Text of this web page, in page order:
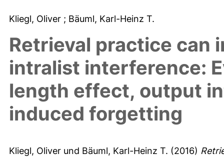
Kliegl, Oliver ; Bäuml, Karl-Heinz T.
Retrieval practice can
intralist interference:
length effect, output
induced forgetting
Kliegl, Oliver und Bäuml, Karl-Heinz T. (2016)